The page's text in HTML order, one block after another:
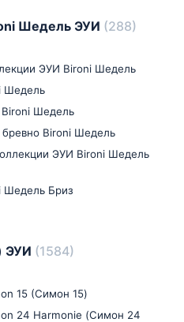
Шедель ЭУИ (288)
ЭУИ Bironi Шедель
Шедель
Bironi Шедель
Bironi Шедель
ЭУИ Bironi Шедель
Шедель Бриз
ЭУИ (1584)
15 (Симон 15)
24 Harmonie (Симон 24